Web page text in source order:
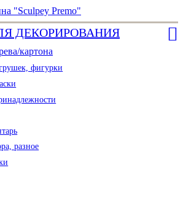
"Sculpey Premo"
ДЕКОРИРОВАНИЯ
картона
фигурки
разное